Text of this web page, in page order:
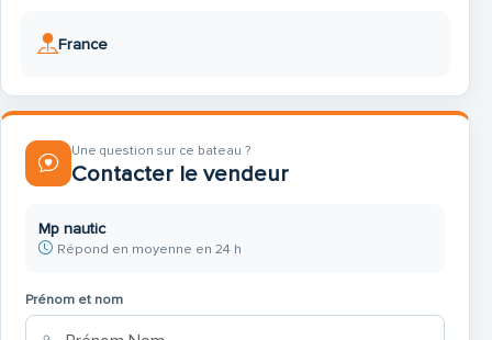
France
Une question sur ce bateau ?
Contacter le vendeur
Mp nautic
Répond en moyenne en 24 h
Prénom et nom